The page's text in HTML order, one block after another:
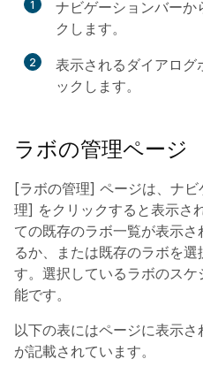
1
ナビゲーションバー
クします。
2
表示されるダイアログ
ックします。
ラボの管理ページ
[ラボの管理] ページは、ナ
理] をクリックすると表示さ
ての既存のラボ一覧が表示
るか、または既存のラボを
す。選択しているラボのス
能です。
以下の表にはページに表示
が記載されています。